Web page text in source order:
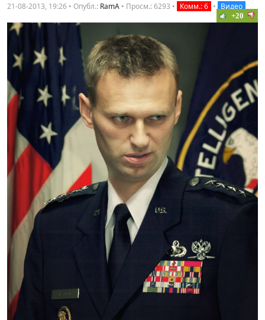
21-08-2013, 19:26 • Опубл.: RamA • Просм.: 6293 • Комм.: 6 • Видео
+20